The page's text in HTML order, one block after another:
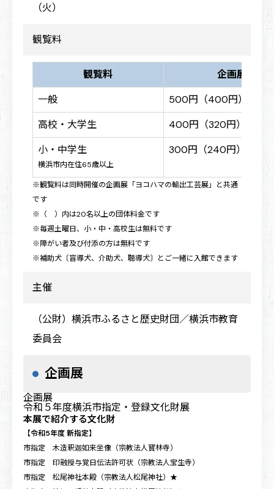
（火）
観覧料
観覧料
企画展
一般
500円（400円）
高校・大学生
400円（320円）
小・中学生
横浜市内在住65歳以上
300円（240円）
※観覧料は同時開催の企画展「ヨコハマの輸出工芸展」と共通
です
※（ ）内は20名以上の団体料金です
※毎週土曜日、小・中・高校生は無料です
※障がい者及び付添の方は無料です
※補助犬〔盲導犬、介助犬、聴導犬〕とご一緒に入館できます
主催
（公財）横浜市ふるさと歴史財団／横浜市教育
委員会
企画展
企画展
令和５年度横浜市指定・登録文化財展
本展で紹介する文化財
【令和5年度 新指定】
市指定 木造釈迦如来坐像（宗教法人寳林寺）
市指定 印融授与覚日伝法許可状（宗教法人宝生寺）
市指定 松尾神社本殿（宗教法人松尾神社）★